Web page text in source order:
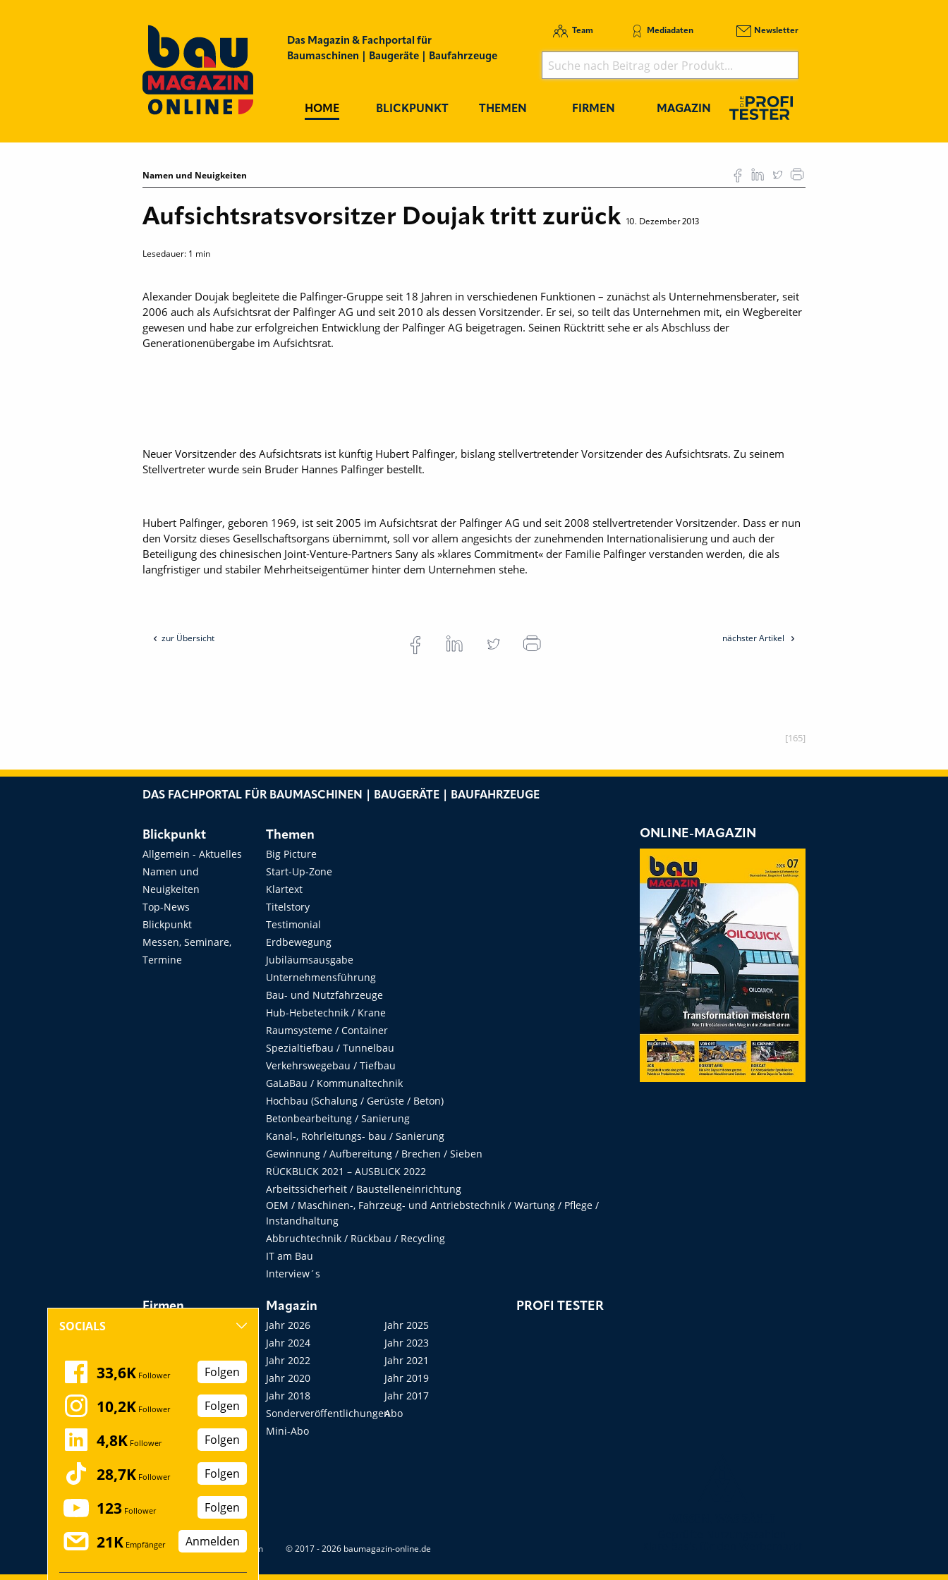
Das Magazin & Fachportal für
Baumaschinen | Baugeräte | Baufahrzeuge
Team Mediadaten Newsletter
HOME BLICKPUNKT THEMEN FIRMEN MAGAZIN
Namen und Neuigkeiten
Aufsichtsratsvorsitzer Doujak tritt zurück 10. Dezember 2013
Lesedauer: 1 min
Alexander Doujak begleitete die Palfinger-Gruppe seit 18 Jahren in verschiedenen Funktionen – zunächst als Unternehmensberater, seit
2006 auch als Aufsichtsrat der Palfinger AG und seit 2010 als dessen Vorsitzender. Er sei, so teilt das Unternehmen mit, ein Wegbereiter
gewesen und habe zur erfolgreichen Entwicklung der Palfinger AG beigetragen. Seinen Rücktritt sehe er als Abschluss der
Generationenübergabe im Aufsichtsrat.
Neuer Vorsitzender des Aufsichtsrats ist künftig Hubert Palfinger, bislang stellvertretender Vorsitzender des Aufsichtsrats. Zu seinem
Stellvertreter wurde sein Bruder Hannes Palfinger bestellt.
Hubert Palfinger, geboren 1969, ist seit 2005 im Aufsichtsrat der Palfinger AG und seit 2008 stellvertretender Vorsitzender. Dass er nun
den Vorsitz dieses Gesellschaftsorgans übernimmt, soll vor allem angesichts der zunehmenden Internationalisierung und auch der
Beteiligung des chinesischen Joint-Venture-Partners Sany als »klares Commitment« der Familie Palfinger verstanden werden, die als
langfristiger und stabiler Mehrheitseigentümer hinter dem Unternehmen stehe.
zur Übersicht nächster Artikel
[165]
DAS FACHPORTAL FÜR BAUMASCHINEN | BAUGERÄTE | BAUFAHRZEUGE
Blickpunkt
Allgemein - Aktuelles
Namen und
Neuigkeiten
Top-News
Blickpunkt
Messen, Seminare,
Termine
Themen
Big Picture
Start-Up-Zone
Klartext
Titelstory
Testimonial
Erdbewegung
Jubiläumsausgabe
Unternehmensführung
Bau- und Nutzfahrzeuge
Hub-Hebetechnik / Krane
Raumsysteme / Container
Spezialtiefbau / Tunnelbau
Verkehrswegebau / Tiefbau
GaLaBau / Kommunaltechnik
Hochbau (Schalung / Gerüste / Beton)
Betonbearbeitung / Sanierung
Kanal-, Rohrleitungs- bau / Sanierung
Gewinnung / Aufbereitung / Brechen / Sieben
RÜCKBLICK 2021 – AUSBLICK 2022
Arbeitssicherheit / Baustelleneinrichtung
OEM / Maschinen-, Fahrzeug- und Antriebstechnik / Wartung / Pflege /
Instandhaltung
Abbruchtechnik / Rückbau / Recycling
IT am Bau
Interview´s
Firmen
Messen, Seminare,
Kongresse
Startup
Magazin
Jahr 2026
Jahr 2025
Jahr 2024
Jahr 2023
Jahr 2022
Jahr 2021
Jahr 2020
Jahr 2019
Jahr 2018
Jahr 2017
SonderveröffentlichungenAbo
Mini-Abo
PROFI TESTER
ONLINE-MAGAZIN
Datenschutz Impressum © 2017 - 2026 baumagazin-online.de
SOCIALS
33,6K Follower Folgen
10,2K Follower Folgen
4,8K Follower Folgen
28,7K Follower Folgen
123 Follower Folgen
21K Empfänger Anmelden